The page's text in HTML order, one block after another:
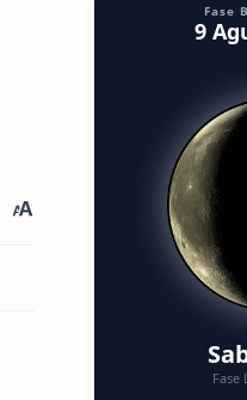
Fase
9
Fase